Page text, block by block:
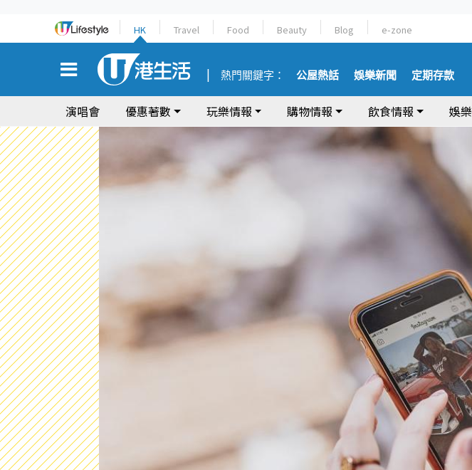
HK Travel Food Beauty Blog e-zone
熱門關鍵字： 公屋熱話 娛樂新聞 定期存款
演唱會 優惠著數 玩樂情報 購物情報 飲食情報 娛樂